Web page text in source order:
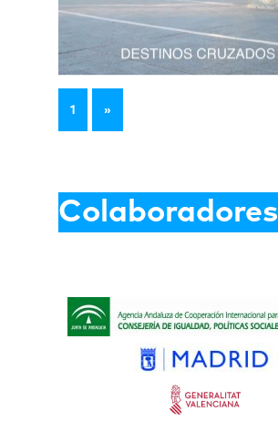
1 »
Colaboradores